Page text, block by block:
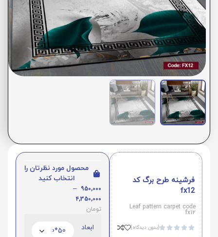
فرشینه طرح برگ کد
fx12
Leaf pattern carpet code
fx12




(بدون دیدگاه)
محصول مورد نظرتان را
انتخاب کنید
950,000
–
4,350,000
تومان
ابعاد